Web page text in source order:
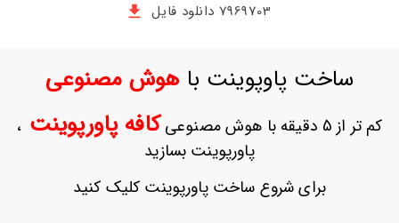
حساب
ثبت
بازیابی
7969703 دانلود فایل
ساخت پاوپوینت باهوش مصنوعی
کم تر از 5 دقیقه با هوش مصنوعی کافه پاورپوینت ،
پاورپوینت بسازید
برای شروع ساخت پاورپوینت کلیک کنید